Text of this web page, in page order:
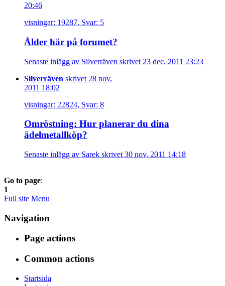
20:46
visningar: 19287, Svar: 5
Ålder här på forumet?
Senaste inlägg av Silverräven skrivet 23 dec, 2011 23:23
Silverräven skrivet 28 nov,
2011 18:02
visningar: 22824, Svar: 8
Omröstning: Hur planerar du dina
ädelmetallköp?
Senaste inlägg av Sarek skrivet 30 nov, 2011 14:18
Go to page:
1
Full site Menu
Navigation
Page actions
Common actions
Startsida